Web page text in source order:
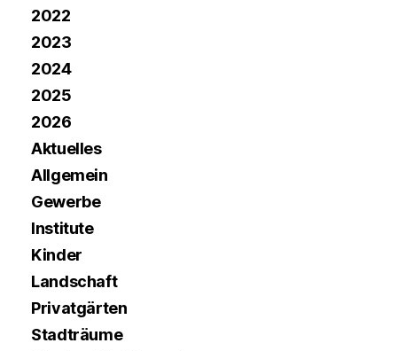
2022
2023
2024
2025
2026
Aktuelles
Allgemein
Gewerbe
Institute
Kinder
Landschaft
Privatgärten
Stadträume